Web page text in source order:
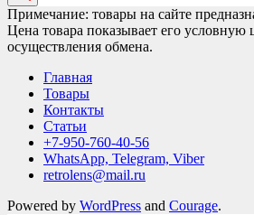
Примечание: товары на сайте
Цена товара показывает его условную
осуществления обмена.
Главная
Товары
Контакты
Статьи
+7-950-760-40-56
WhatsApp, Telegram, Viber
retrolens@mail.ru
Powered by WordPress and Courage.